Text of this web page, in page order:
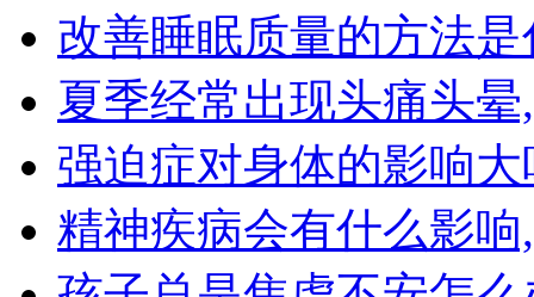
改善睡眠质量的方法
夏季经常出现头痛头
强迫症对身体的影响
精神疾病会有什么影